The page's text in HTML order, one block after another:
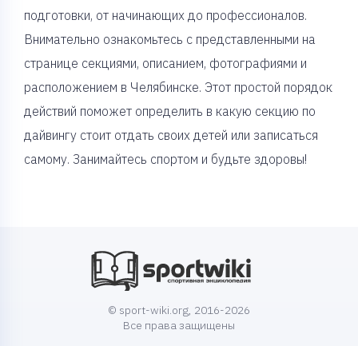
подготовки, от начинающих до профессионалов.
Внимательно ознакомьтесь с представленными на
странице секциями, описанием, фотографиями и
расположением в Челябинске. Этот простой порядок
действий поможет определить в какую секцию по
дайвингу стоит отдать своих детей или записаться
самому. Занимайтесь спортом и будьте здоровы!
© sport-wiki.org, 2016-2026
Все права защищены